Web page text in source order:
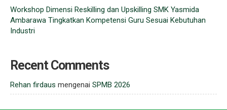
Workshop Dimensi Reskilling dan Upskilling SMK Yasmida
Ambarawa Tingkatkan Kompetensi Guru Sesuai Kebutuhan
Industri
Recent Comments
Rehan firdaus mengenai SPMB 2026